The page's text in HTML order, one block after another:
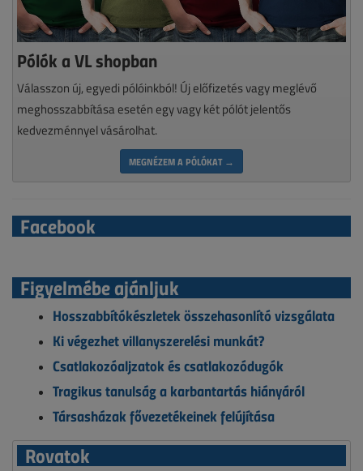
Pólók a VL shopban
Válasszon új, egyedi pólóinkból! Új előfizetés vagy meglévő
meghosszabbítása esetén egy vagy két pólót jelentős
kedvezménnyel vásárolhat.
MEGNÉZEM A PÓLÓKAT →
Facebook
Figyelmébe ajánljuk
Hosszabbítókészletek összehasonlító vizsgálata
Ki végezhet villanyszerelési munkát?
Csatlakozóaljzatok és csatlakozódugók
Tragikus tanulság a karbantartás hiányáról
Társasházak fővezetékeinek felújítása
Rovatok